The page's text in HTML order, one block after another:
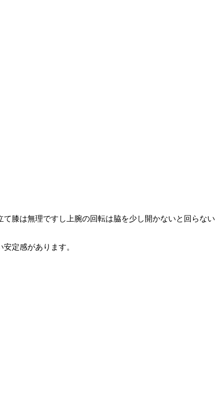
膝は無理ですし上腕の回転は脇を少し開かないと回らない
定感があります。